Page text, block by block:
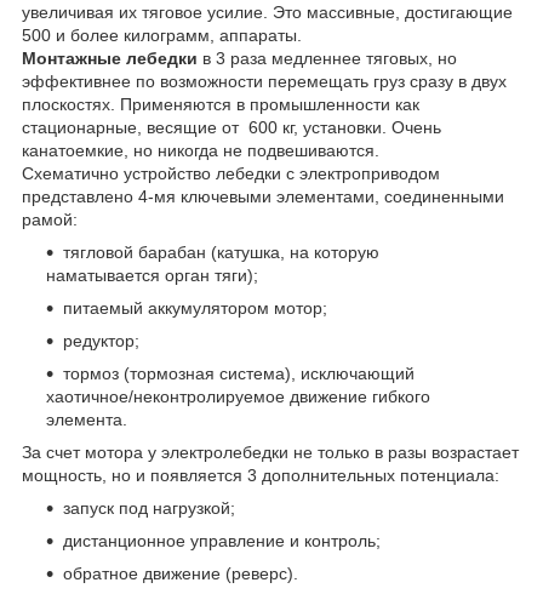
увеличивая их тяговое усилие. Это массивные, достигающие
500 и более килограмм, аппараты.
Монтажные лебедки в 3 раза медленнее тяговых, но
эффективнее по возможности перемещать груз сразу в двух
плоскостях. Применяются в промышленности как
стационарные, весящие от 600 кг, установки. Очень
канатоемкие, но никогда не подвешиваются.
Схематично устройство лебедки с электроприводом
представлено 4-мя ключевыми элементами, соединенными
рамой:
тягловой барабан (катушка, на которую
наматывается орган тяги);
питаемый аккумулятором мотор;
редуктор;
тормоз (тормозная система), исключающий
хаотичное/неконтролируемое движение гибкого
элемента.
За счет мотора у электролебедки не только в разы возрастает
мощность, но и появляется 3 дополнительных потенциала:
запуск под нагрузкой;
дистанционное управление и контроль;
обратное движение (реверс).